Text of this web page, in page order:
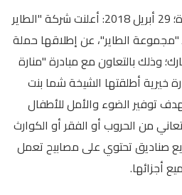
دبي، الإمارات العربية المتحدة؛ 29 أبريل 2018: أعلنت شركة "الطاير
لـ "مجموعة الطاير"، عن إطلاقها حملة
وذلك بالتعاون مع مبادرة "منارة
خيرية أطلقتها الشيخة شما بنت
توفير الضوء والأمل للأطفال
من الحروب أو الفقر أو الكوارث
صناديق تحتوي على مصابيح تعمل
أجزائها.